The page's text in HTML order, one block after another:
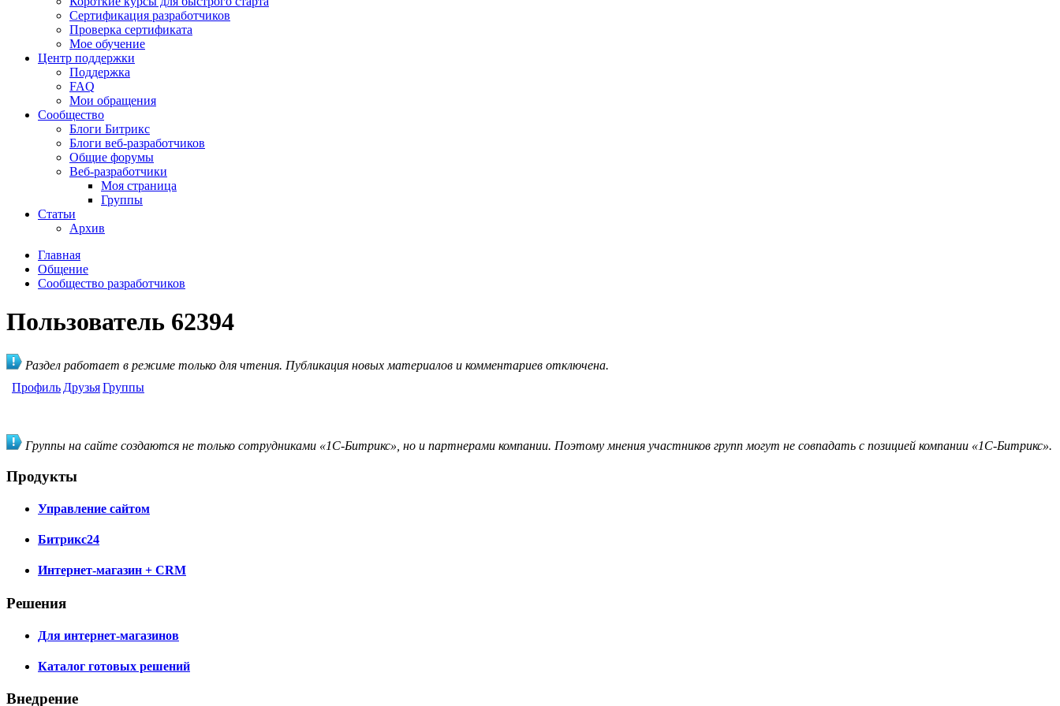
Сертификация разработчиков
Проверка сертификата
Мое обучение
Центр поддержки
Поддержка
FAQ
Мои обращения
Сообщество
Блоги Битрикс
Блоги веб-разработчиков
Общие форумы
Веб-разработчики
Моя страница
Группы
Статьи
Архив
Главная
Общение
Сообщество разработчиков
Пользователь 62394
Раздел работает в режиме только для чтения. Публикация новых материалов и комментариев отключена.
Профиль ДрузьяГруппы
Группы на сайте создаются не только сотрудниками «1С-Битрикс», но и партнерами компании. Поэтому мнения участников групп могут не совпадать с позицией компании «1С-Битрикс».
Продукты
Управление сайтом
Битрикс24
Интернет-магазин + CRM
Решения
Для интернет-магазинов
Каталог готовых решений
Внедрение